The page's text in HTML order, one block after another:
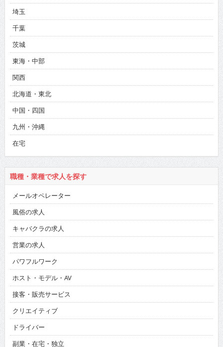
埼玉
千葉
茨城
東海・中部
関西
北海道・東北
中国・四国
九州・沖縄
在宅
職種・業種で求人を探す
メールオペレーター
風俗の求人
キャバクラの求人
営業の求人
パワフルワーク
ホスト・モデル・AV
接客・販売サービス
クリエイティブ
ドライバー
副業・在宅・独立